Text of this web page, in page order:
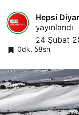
Hepsi
yayınlandı
24 Şubat
0dk, 58sn